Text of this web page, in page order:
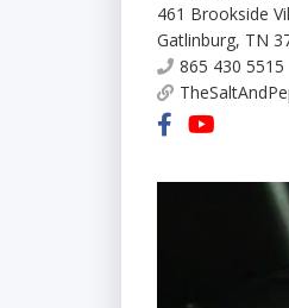
461 Brookside
Gatlinburg, TN
865 430 5515